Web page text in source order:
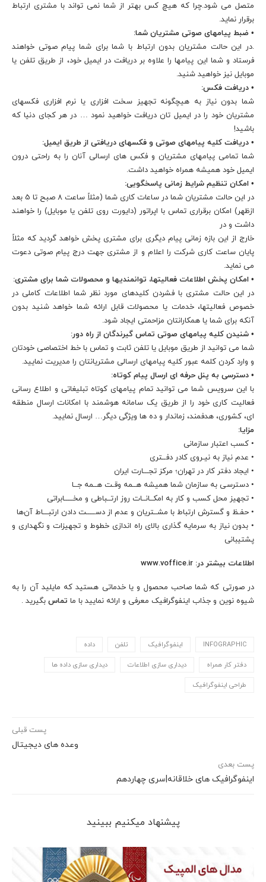
متصل می شود.چرا که هیچ کس بهتر از شما نمی تواند با مشتری ارتباط
برقرار نماید.
• ضبط پیامهای صوتی مشتریان شما:
.در این حالت مشتریان بدون ارتباط با شما برای شما پیام صوتی خواهند
فرستاد و شما این پیامها را علاوه بر دریافت در ایمیل خود، از طریق تلفن یا
موبایل نیز خواهید شنید.
• دریافت فکس:
شما بدون نیاز به هیچگونه تجهیز سخت افزاری یا نرم افزاری فکسهای
مشتریان خود را در ایمیل تان دریافت خواهید نمود … در هر کجای دنیا که
باشید!
• دریافت کلیه پیامهای صوتی و فکسهای دریافتی از طریق ایمیل:
شما تمامی پیامهای مشتریان و فکس های ارسالی آنان را به راحتی درون
ایمیل خود همیشه همراه خواهید داشت.
• امکان تنظیم شرایط زمانی پاسخگویی:
در این حالت مشتریان شما در ساعات کاری شما (مثلاً ساعت 8 صبح تا 5 بعد
ازظهر) امکان برقراری تماس با اپراتور (دایورت روی تلفن یا موبایل) را خواهند
داشت و در
خارج از این بازه زمانی پیام دیگری برای مشتری پخش خواهد گردید که مثلاً
پایان ساعت کاری شرکت را اعلام و از مشتری جهت درج پیام صوتی دعوت
می نماید.
• امکان پخش اطلاعات فعالیتها، توانمندیها و محصولات شما برای مشتری:
در این حالت مشتری با فشردن کلیدهای مورد نظر شما اطلاعات کاملی در
خصوص فعالیتها، خدمات یا محصولات قابل ارائه شما خواهد شنید بدون
آنکه برای شما یا همکارانتان مزاحمتی ایجاد شود.
• شنیدن کلیه پیامهای صوتی تماس گیرندگان از راه دور:
شما می توانید از طریق موبایل یا تلفن ثابت و تماس با خط اختصاصی خودتان
و وارد کردن کلمه عبور کلیه پیامهای ارسالی مشتریانتان را مدیریت نمایید.
• دسترسی به پنل حرفه ای ارسال پیام کوتاه:
با این سرویس شما می توانید تمام پیامهای کوتاه تبلیغاتی و اطلاع رسانی
فعالیت کاری خود را از طریق یک سامانه هوشمند با امکانات ارسال منطقه
ای، کشوری، هدفمند، زماندار و ده ها ویژگی دیگر… ارسال نمایید.
مزایا:
• کسب اعتبار سازمانی
• عدم نیاز به نیـروی کادر دفــتری
• ایجاد دفتر کار در تهران؛ مرکز تجـــارت ایران
• دسترسی به سازمان شما همیشه هــمه وقـت هــمه جــا
• تجهیز محل کسب و کار به امکــانــات روز ارتــباطی و مخـــــابراتی
• حفـظ و گسترش ارتباط با مشــتریان و عدم از دســـــت دادن ارتبـــاط آن‌ها
• بدون نیاز به سرمایه گذاری بالای راه اندازی خطوط و تجهیزات و نگهداری و
پشتیبانی
اطلاعات بیشتر در: www.voffice.ir
در صورتی که شما صاحب محصول و یا خدماتی هستید که مایلید آن را به
شیوه نوین و جذاب اینفوگرافیک معرفی و ارائه نمایید با ما تماس بگیرید .
INFOGRAPHIC اینفوگرافیک تلفن داده
دفتر کار همراه دیداری سازی اطلاعات دیداری سازی داده ها
طراحی اینفوگرافیک
پست قبلی
وعده های دیجیتال
پست بعدی
اینفوگرافیک های خلاقانه|سری چهاردهم
پیشنهاد می‎کنیم ببینید